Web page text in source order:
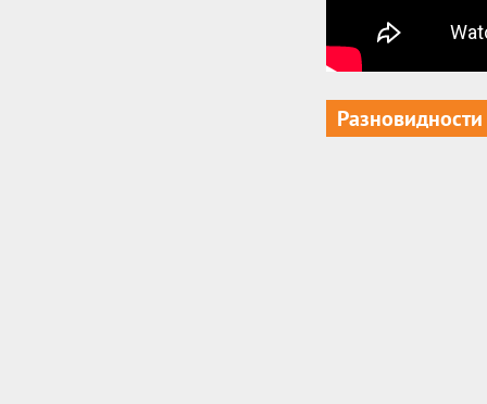
Разновидности